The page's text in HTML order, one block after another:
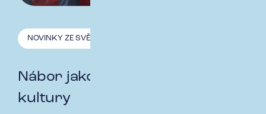
NOVINKY ZE SVĚTA HR
Nábor jako zrcadlo firemní
kultury